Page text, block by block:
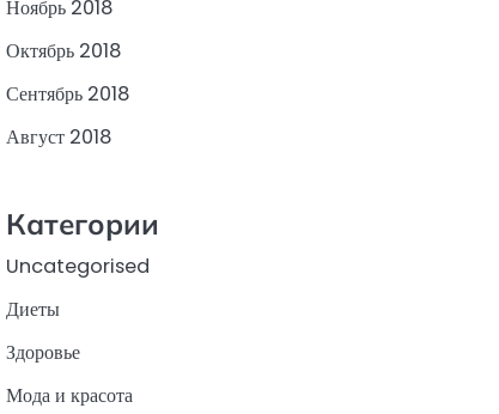
Ноябрь 2018
Октябрь 2018
Сентябрь 2018
Август 2018
Категории
Uncategorised
Диеты
Здоровье
Мода и красота